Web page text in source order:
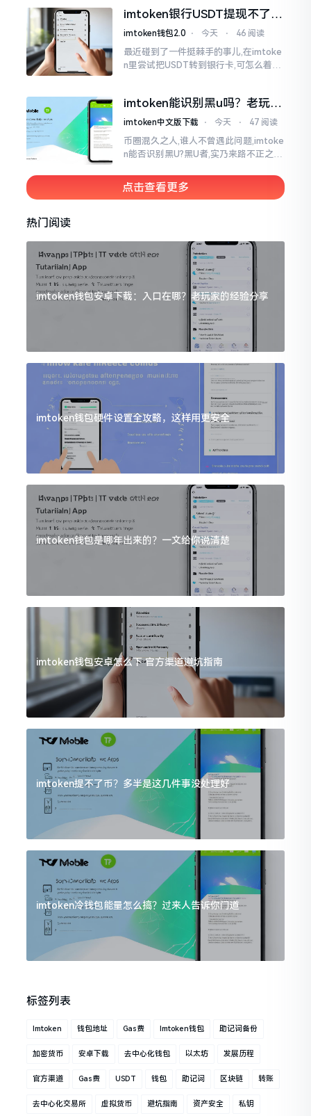
我也疑惑过一阵子
imtoken银行USDT提现不了？
这几个法子能帮你搞定
imtoken钱包2.0 ⋅ 今天 ⋅ 46 阅读
最近碰到了一件挺棘手的事儿,在imtoke
n里尝试把USDT转到银行卡,可怎么着都
么时长
imtoken能识别黑u吗？老玩家
告诉你真相
imtoken中文版下载 ⋅ 今天 ⋅ 47 阅读
币圈混久之人,谁人不曾遇此问题,imtoke
n能否识别黑U?黑U者,实乃来路不正之钱
一类,诸多之人害怕收黑U致己惹于麻烦
点击查看更多
热门阅读
imtoken钱包安卓下载：入口在哪？老玩家的经验分享
imtoken钱包硬件设置全攻略，这样用更安全
imtoken钱包是哪年出来的？一文给你说清楚
imtoken钱包安卓怎么下 官方渠道避坑指南
imtoken提不了币？多半是这几件事没处理好
imtoken冷钱包能量怎么搞？过来人告诉你门道
标签列表
Imtoken 钱包地址 Gas费 Imtoken钱包 助记词备份
加密货币 安卓下载 去中心化钱包 以太坊 发展历程
官方渠道 Gas费 USDT 钱包 助记词 区块链 转账
去中心化交易所 虚拟货币 避坑指南 资产安全 私钥